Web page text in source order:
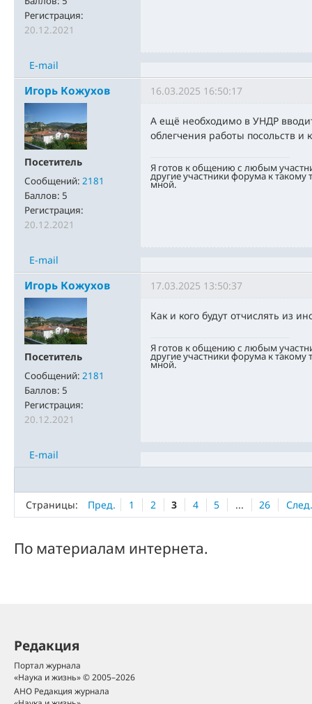
Регистрация:
20.12.2021
E-mail
Игорь Кожухов
Посетитель
Сообщений: 2181
Баллов: 5
Регистрация:
20.12.2021
16.03.2025 16:50:17
А ещё необходимо в УНДР
облегчения работы посольств и
Я готов к общению с любым
другие участники форума к
мной.
E-mail
Игорь Кожухов
Посетитель
Сообщений: 2181
Баллов: 5
Регистрация:
20.12.2021
17.03.2025 13:50:37
Как и кого будут отчислять из
Я готов к общению с любым
другие участники форума к
мной.
E-mail
Страницы: Пред. 1 2 3 4 5 ... 26 След.
По материалам интернета.
Редакция
Портал журнала
«Наука и жизнь» © 2005–2026
АНО Редакция журнала